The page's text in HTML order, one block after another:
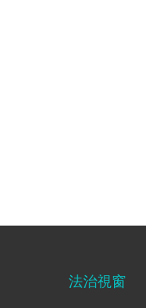
法治視窗